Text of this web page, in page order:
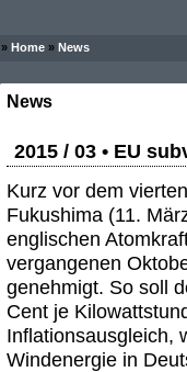
» Home » News
News
2015 / 03 • EU
Kurz vor dem
Fukushima (11.
englischen
vergangenen
genehmigt. So soll
Cent je
Inflationsausgleich,
Windenergie in